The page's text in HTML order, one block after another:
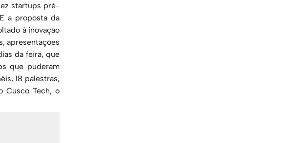
startups pré-
a proposta da
à inovação
apresentações
da feira, que
que puderam
18 palestras,
Cusco Tech, o